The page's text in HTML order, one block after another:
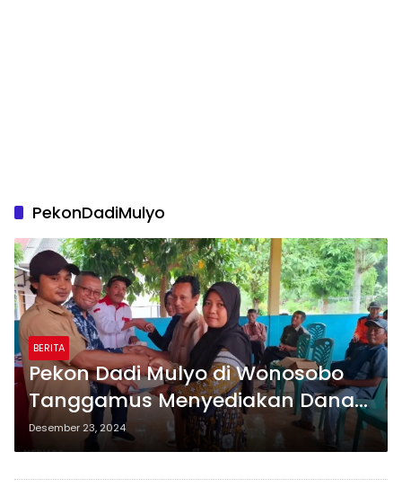
PekonDadiMulyo
BERITA
Pekon Dadi Mulyo di Wonosobo
Tanggamus Menyediakan Dana
Pribadi untuk 17 Warga yang
Memerlukan Biaya Ambulans ke
Rumah Sakit
Desember 23, 2024